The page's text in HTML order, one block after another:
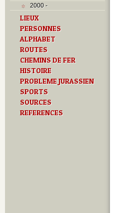
2000 -
LIEUX
PERSONNES
ALPHABET
ROUTES
CHEMINS DE FER
HISTOIRE
PROBLEME JURASSIEN
SPORTS
SOURCES
REFERENCES